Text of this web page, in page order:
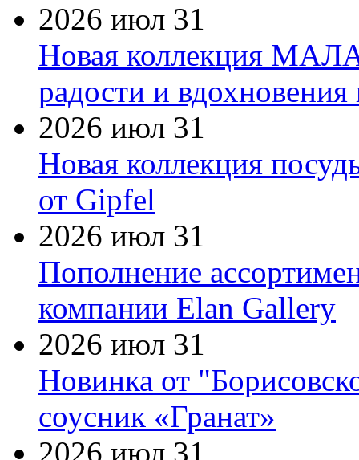
2026 июл 31
Новая коллекция
радости и
2026 июл 31
Новая коллекция
от Gipfel
2026 июл 31
Пополнение
компании Elan Gallery
2026 июл 31
Новинка от
соусник «Гранат»
2026 июл 31